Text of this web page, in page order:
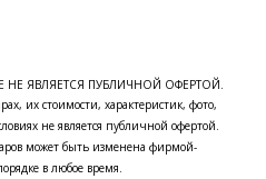
НЕ ЯВЛЯЕТСЯ ПУБЛИЧНОЙ ОФЕРТОЙ.
их стоимости, характеристик, фото,
не является публичной офертой.
может быть изменена фирмой-
в любое время.